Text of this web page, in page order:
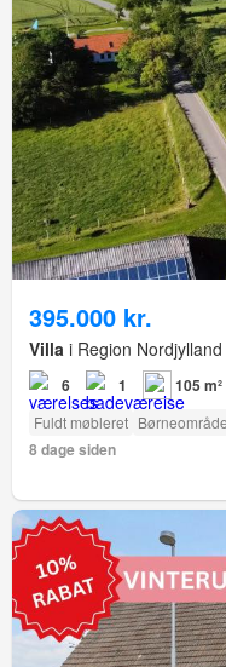
395.000 kr.
Villa i Region Nordjylland
6 1 105 m²
Fuldt møbleret Børneområde
8 dage siden